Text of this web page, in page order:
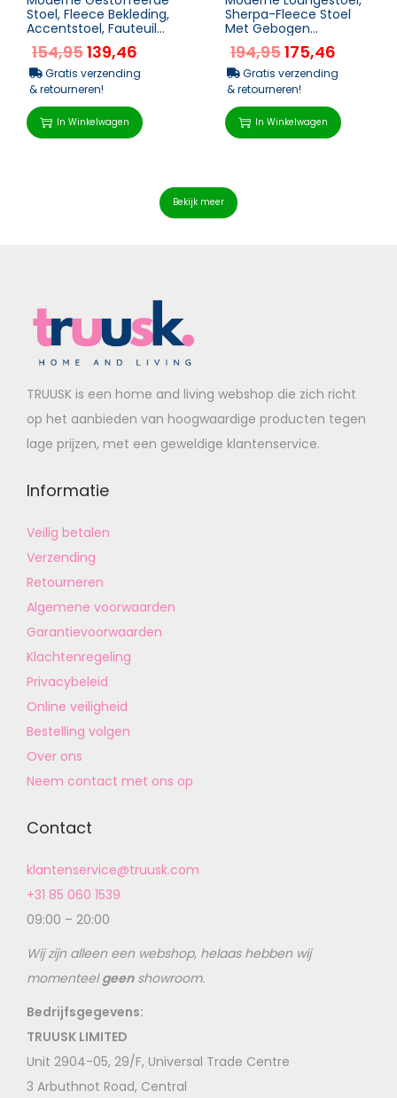
Stoel, Fleece Bekleding,
Accentstoel, Fauteuil
Met Houten Poten,
Metalen Frame,...
154,95139,46
Gratis verzending
& retourneren!
In Winkelwagen
Sherpa-Fleece Stoel
Met Gebogen
Rugleuning,
Geïntegreerde
Armleuningen, Metale...
194,95175,46
Gratis verzending
& retourneren!
In Winkelwagen
Bekijk meer
TRUUSK is een home and living webshop die zich richt
op het aanbieden van hoogwaardige producten tegen
lage prijzen, met een geweldige klantenservice.
Informatie
Veilig betalen
Verzending
Retourneren
Algemene voorwaarden
Garantievoorwaarden
Klachtenregeling
Privacybeleid
Online veiligheid
Bestelling volgen
Over ons
Neem contact met ons op
Contact
klantenservice@truusk.com
+31 85 060 1539
09:00 – 20:00
Wij zijn alleen een webshop, helaas hebben wij
momenteelgeenshowroom.
Bedrijfsgegevens:
TRUUSK LIMITED
Unit 2904-05, 29/F, Universal Trade Centre
3 Arbuthnot Road, Central